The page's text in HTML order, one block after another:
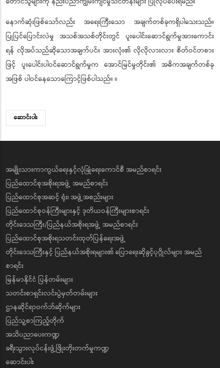
နောက်ဆုံးဖြစ်သော်လည်း အရေးကြီးသော အချက်တစ်ခုကရှိပါသေးသည်။
ပြုပြင်ပြောင်းလဲမှု အသစ်အသစ်တိုင်းတွင် ပူးပေါင်းဆောင်ရွက်မှုအားကောင်း
ရန် လိုအပ်သည်ဆိုသောအချက်ပင်။ အားလုံး၏ လိုလိုလားလား စိတ်ဝင်တစား
ဖြင့် ပူးပေါင်းပါဝင်ဆောင်ရွက်မှုက အောင်မြင်မှုတိုင်း၏ အဓိကအချက်တစ်ခု
အဖြစ် ပါဝင်နေသောကြောင့်ဖြစ်ပါသည်။ ။
ဆောင်းပါး
အမျိုးသားကာကွယ်ရေးနှင့်လုံခြုံရေးကောင်စီ အမည်စာရင်း
ပြည်ထောင်စုအစိုးရအဖွဲ့ အမည်စာရင်း
ပြည်ထောင်စုအဆင့် ရုံး၊ အဖွဲ့အစည်းများ
ပြည်ထောင်စုဝန်ကြီးများနှင့် ဒုတိယဝန်ကြီးများစာရင်း
တိုင်းဒေသကြီး/ပြည်နယ်အစိုးရအဖွဲ့ အမည်စာရင်း
ပြည်ထောင်စုအစိုးရသတင်းထုတ်ပြန်ရေးအဖွဲ့
တိုင်းဒေသကြီးနှင့် ပြည်နယ်အစိုးရများ၏ ပြောရေးဆိုခွင့်ပုဂ္ဂိုလ်များ အမည်
စာရင်း
မြန်မာနိုင်ငံ ပြန်တမ်းများ
သတင်းစာရှင်းလင်းပွဲမှတ်တမ်းများ
ဌာနဆိုင်ရာဝက်ဘ်ဆိုက်များ
ပြည်သူ့စာကြည့်တိုက်
အသိပညာပေးကဏ္ဍ
ခရီးသွားလုပ်ငန်းဖွံ့ဖြိုးတိုးတက်မှုကဏ္ဍ
ဆောင်းပါး